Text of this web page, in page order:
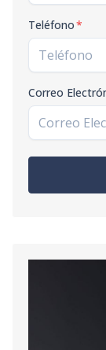
Teléfono*
Correo